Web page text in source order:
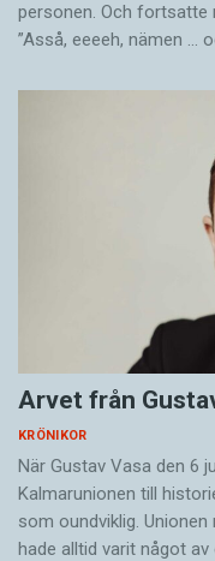
personen. Och fortsatte
”Asså, eeeeh, nämen …
Arvet från
KRÖNIKOR
När Gustav Vasa den 6
Kalmar­unionen till
som ound­viklig.
hade alltid varit något